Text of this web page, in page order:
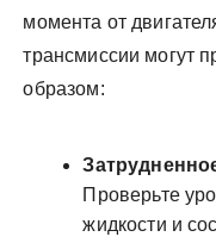
момента от
трансмиссии могут
образом:
Проверьте
жидкости и